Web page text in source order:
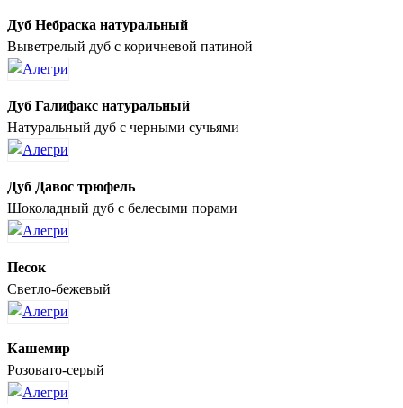
Дуб Небраска натуральный
Выветрелый дуб с коричневой патиной
Дуб Галифакс натуральный
Натуральный дуб с черными сучьями
Дуб Давос трюфель
Шоколадный дуб с белесыми порами
Песок
Светло-бежевый
Кашемир
Розовато-серый